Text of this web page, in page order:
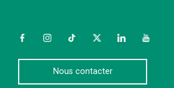
FacebookInstagramTikTokTwitterLinkedInYouTube
Nous contacter